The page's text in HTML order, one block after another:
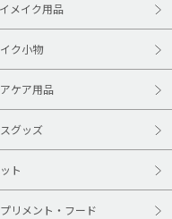
メイク用品
ク小物
ケア用品
グッズ
ト
リメント・フード